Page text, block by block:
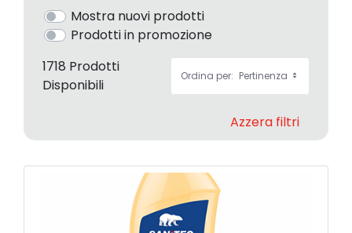
Mostra nuovi prodotti
Prodotti in promozione
1718 Prodotti
Disponibili
Ordina per: Pertinenza
Azzera filtri